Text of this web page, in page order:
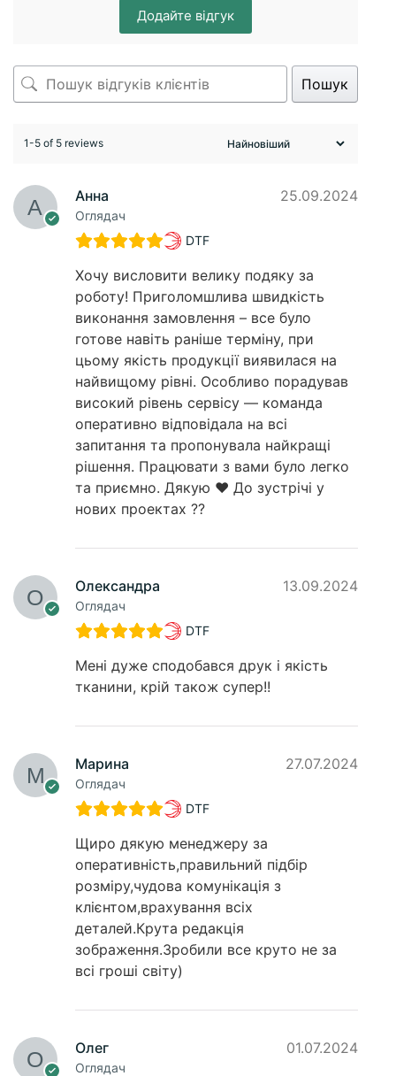
Додайте відгук
Пошук
1-5 of 5 reviews
Анна
Оглядач
25.09.2024
DTF
Хочу висловити велику подяку за
роботу! Приголомшлива швидкість
виконання замовлення – все було
готове навіть раніше терміну, при
цьому якість продукції виявилася на
найвищому рівні. Особливо порадував
високий рівень сервісу — команда
оперативно відповідала на всі
запитання та пропонувала найкращі
рішення. Працювати з вами було легко
та приємно. Дякую ❤️ До зустрічі у
нових проектах ??
Олександра
Оглядач
13.09.2024
DTF
Мені дуже сподобався друк і якість
тканини, крій також супер!!
Марина
Оглядач
27.07.2024
DTF
Щиро дякую менеджеру за
оперативність,правильний підбір
розміру,чудова комунікація з
клієнтом,врахування всіх
деталей.Крута редакція
зображення.Зробили все круто не за
всі гроші світу)
Олег
Оглядач
01.07.2024